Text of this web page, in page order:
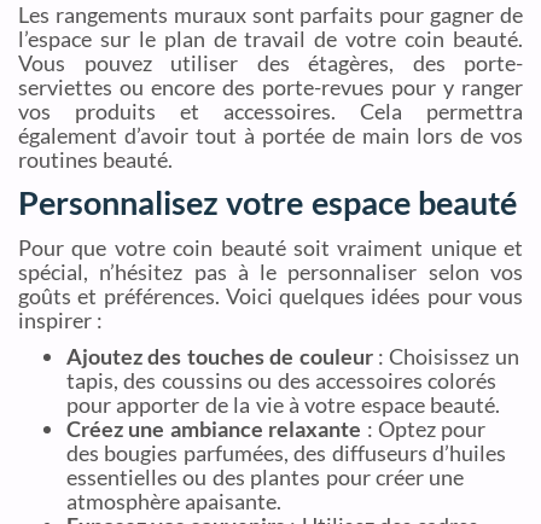
Les rangements muraux sont parfaits pour gagner de
l’espace sur le plan de travail de votre coin beauté.
Vous pouvez utiliser des étagères, des porte-
serviettes ou encore des porte-revues pour y ranger
vos produits et accessoires. Cela permettra
également d’avoir tout à portée de main lors de vos
routines beauté.
Personnalisez votre espace beauté
Pour que votre coin beauté soit vraiment unique et
spécial, n’hésitez pas à le personnaliser selon vos
goûts et préférences. Voici quelques idées pour vous
inspirer :
Ajoutez des touches de couleur: Choisissez un
tapis, des coussins ou des accessoires colorés
pour apporter de la vie à votre espace beauté.
Créez une ambiance relaxante : Optez pour
des bougies parfumées, des diffuseurs d’huiles
essentielles ou des plantes pour créer une
atmosphère apaisante.